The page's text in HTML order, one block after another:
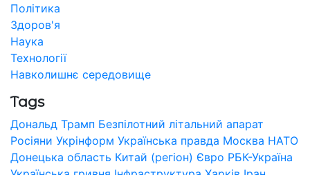
Політика
Здоров'я
Наука
Технології
Навколишнє середовище
Tags
Дональд Трамп Безпілотний літальний апарат
Росіяни Укрінформ Українська правда Москва НАТО
Донецька область Китай (регіон) Євро РБК-Україна